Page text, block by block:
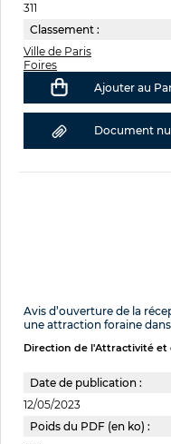
311
Classement :
Ville de Paris
Foires
Ajouter au
Document
Avis d’ouverture de la
une attraction foraine
Direction de l'Attractivité et
Date de publication :
12/05/2023
Poids du PDF (en ko) :